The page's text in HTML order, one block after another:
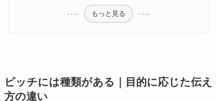
もっと見る
ピッチには種類がある｜目的に応じた伝え
方の違い